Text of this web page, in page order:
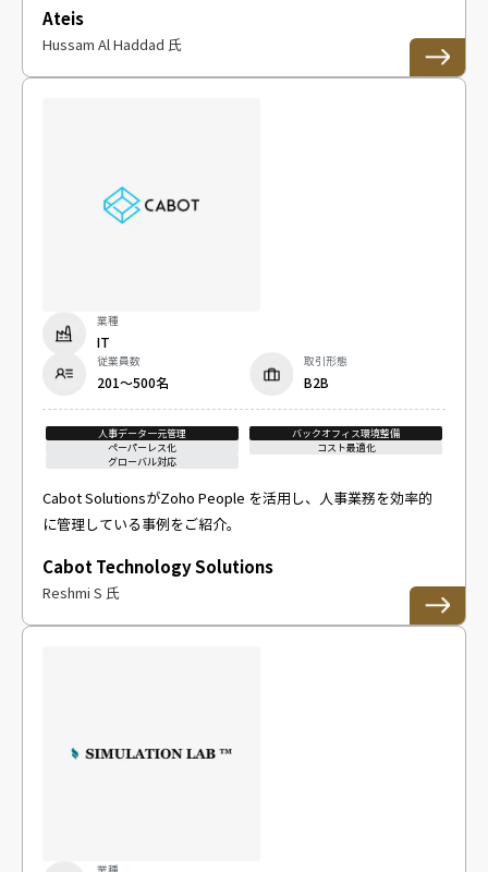
Ateis
Hussam Al Haddad 氏
業種
IT
従業員数
201〜500名
取引形態
B2B
人事データ一元管理
バックオフィス環境整備
ペーパーレス化
コスト最適化
グローバル対応
Cabot SolutionsがZoho People を活用し、人事業務を効率的
に管理している事例をご紹介。
Cabot Technology Solutions
Reshmi S 氏